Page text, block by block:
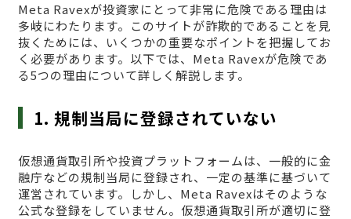
Meta Ravexが投資家にとって非常に危険である理由は
多岐にわたります。このサイトが詐欺的であることを見
抜くためには、いくつかの重要なポイントを把握してお
く必要があります。以下では、Meta Ravexが危険であ
る5つの理由について詳しく解説します。
1. 規制当局に登録されていない
仮想通貨取引所や投資プラットフォームは、一般的に金
融庁などの規制当局に登録され、一定の基準に基づいて
運営されています。しかし、Meta Ravexはそのような
公式な登録をしていません。仮想通貨取引所が適切に登